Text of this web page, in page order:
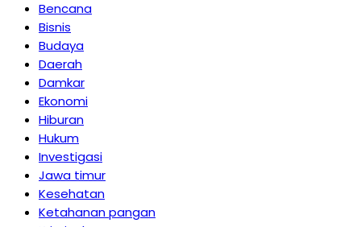
Bencana
Bisnis
Budaya
Daerah
Damkar
Ekonomi
Hiburan
Hukum
Investigasi
Jawa timur
Kesehatan
Ketahanan pangan